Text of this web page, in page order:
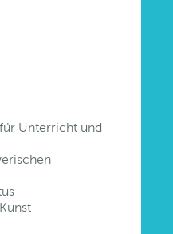
Unterricht und